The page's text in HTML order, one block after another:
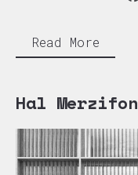
Read More
Hal Merzifon